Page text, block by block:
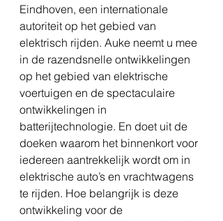
Eindhoven, een internationale
autoriteit op het gebied van
elektrisch rijden. Auke neemt u mee
in de razendsnelle ontwikkelingen
op het gebied van elektrische
voertuigen en de spectaculaire
ontwikkelingen in
batterijtechnologie. En doet uit de
doeken waarom het binnenkort voor
iedereen aantrekkelijk wordt om in
elektrische auto’s en vrachtwagens
te rijden. Hoe belangrijk is deze
ontwikkeling voor de